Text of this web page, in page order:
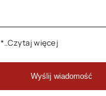
*..Czytaj więcej